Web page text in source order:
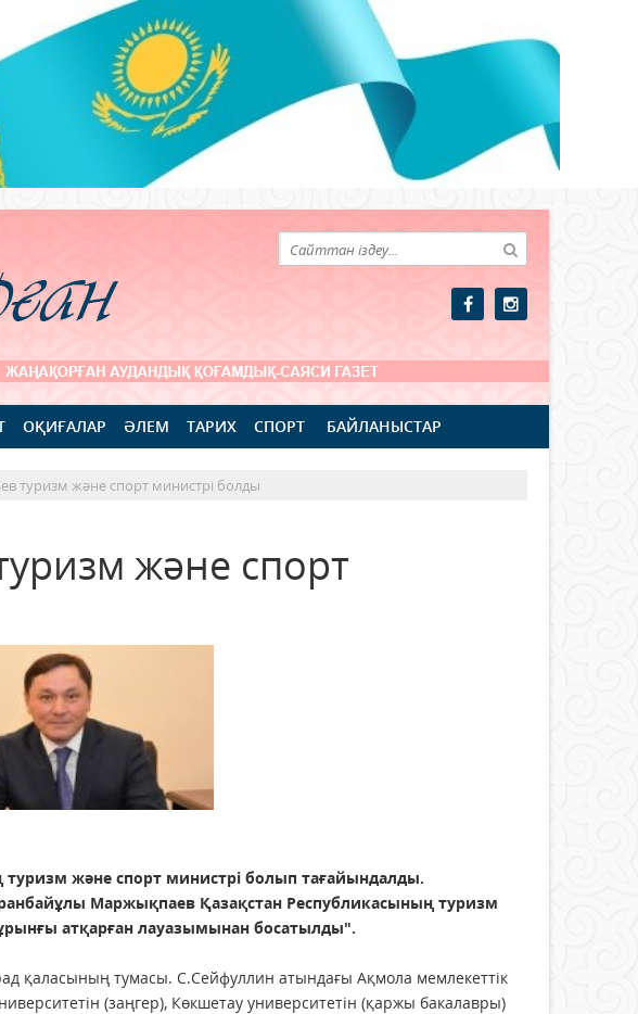
ОҚИҒАЛАР ӘЛЕМ ТАРИХ СПОРТ БАЙЛАНЫСТАР
туризм және спорт министрі болды
және спорт
және спорт министрі болып тағайындалды.
Маржықпаев Қазақстан Республикасының туризм
атқарған лауазымынан босатылды".
қаласының тумасы. С.Сейфуллин атындағы Ақмола мемлекеттiк
(заңгер), Көкшетау университетiн (қаржы бакалавры)